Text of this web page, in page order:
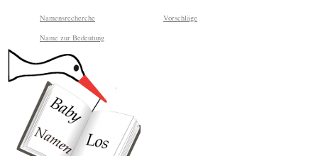
Namensrecherche Vorschläge
Name zur Bedeutung